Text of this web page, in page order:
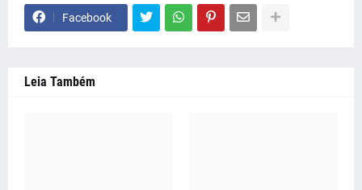
Facebook
Leia Também